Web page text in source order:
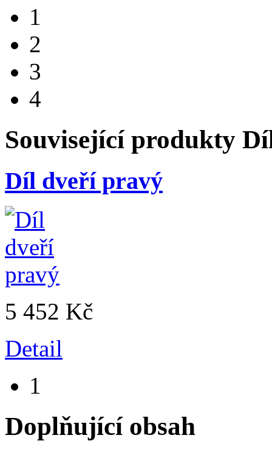
1
2
3
4
Související produkty
Díl dveří pravý
5 452 Kč
Detail
1
Doplňující obsah